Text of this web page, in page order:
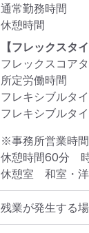
通常勤務時間
休憩時間
【フレックスタ
フレックスコア
所定労働時間
フレキシブルタイ
フレキシブルタイ
※事務所営業時
休憩時間60分　
休憩室　和室・
残業が発生する